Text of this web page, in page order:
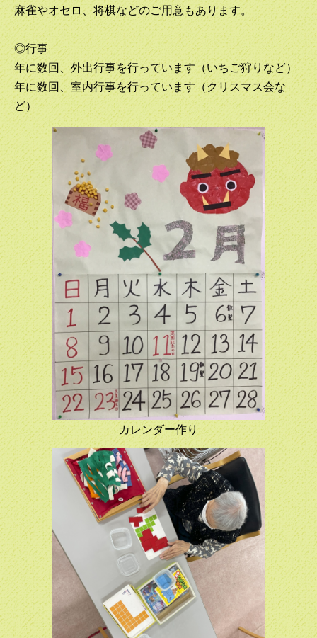
麻雀やオセロ、将棋などのご用意もあります。
◎行事
年に数回、外出行事を行っています（いちご狩りなど）
年に数回、室内行事を行っています（クリスマス会な
ど）
カレンダー作り